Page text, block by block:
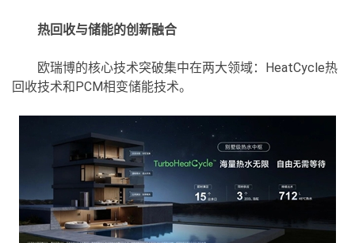
热回收与储能的创新融合
欧瑞博的核心技术突破集中在两大领域：HeatCycle热
回收技术和PCM相变储能技术。